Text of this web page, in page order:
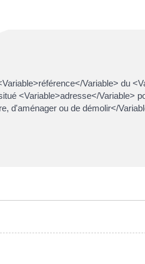
Variable> du
<Variable>adresse</Variable>
d'aménager ou de démolir</